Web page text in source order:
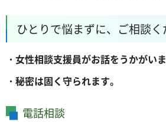
ひとりで悩まずに、ご相談く
・女性相談支援員がお話をうかがいま
・秘密は固く守られます。
電話相談